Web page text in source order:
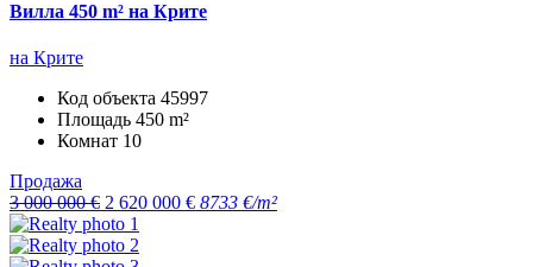
Вилла 450 m² на Крите
на Крите
Код объекта 45997
Площадь 450 m²
Комнат 10
Продажа
3 000 000 € 2 620 000 € 8733 €/m²